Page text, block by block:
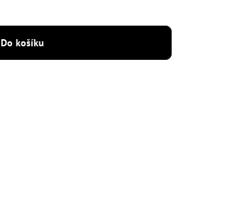
Do košíku